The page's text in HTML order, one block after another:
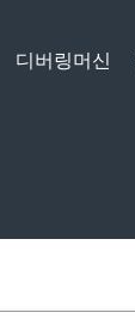
디버링머신